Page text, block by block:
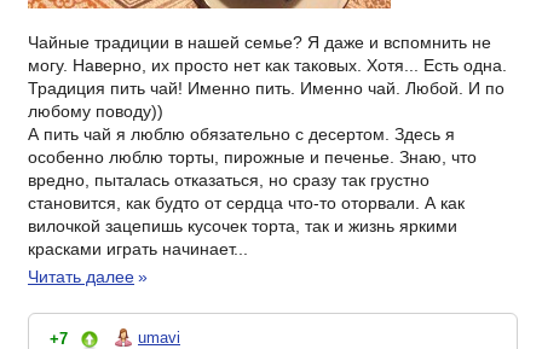
Чайные традиции в нашей семье? Я даже и вспомнить не
могу. Наверно, их просто нет как таковых. Хотя... Есть одна.
Традиция пить чай! Именно пить. Именно чай. Любой. И по
любому поводу))
А пить чай я люблю обязательно с десертом. Здесь я
особенно люблю торты, пирожные и печенье. Знаю, что
вредно, пыталась отказаться, но сразу так грустно
становится, как будто от сердца что-то оторвали. А как
вилочкой зацепишь кусочек торта, так и жизнь яркими
красками играть начинает...
Читать далее»
+7 umavi